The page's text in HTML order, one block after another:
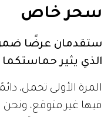
سحر خاص
الذي يثير
المرة الأولى تحمل،
فيها غير متوقع،